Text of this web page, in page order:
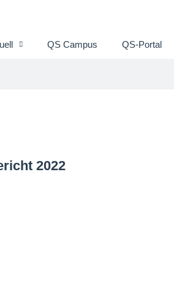
QS Campus QS-Portal
2022